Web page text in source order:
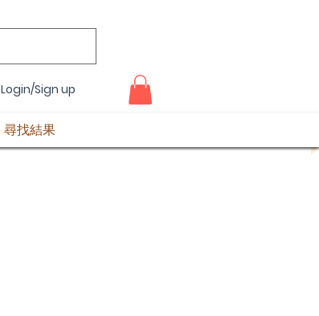
Login/Sign up
尋找結果